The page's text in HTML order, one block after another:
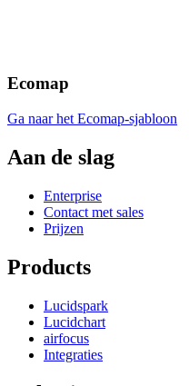
Ecomap
Ga naar het Ecomap-sjabloon
Aan de slag
Enterprise
Contact met sales
Prijzen
Products
Lucidspark
Lucidchart
airfocus
Integraties